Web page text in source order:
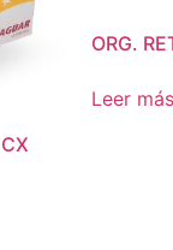
ORG.
Leer más